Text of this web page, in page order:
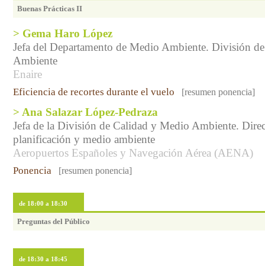
Buenas Prácticas II
> Gema Haro López
Jefa del Departamento de Medio Ambiente. División
Ambiente
Enaire
Eficiencia de recortes durante el vuelo [resumen ponencia]
> Ana Salazar López-Pedraza
Jefa de la División de Calidad y Medio Ambiente.
planificación y medio ambiente
Aeropuertos Españoles y Navegación Aérea (AENA)
Ponencia [resumen ponencia]
de 18:00 a 18:30
Preguntas del Público
de 18:30 a 18:45